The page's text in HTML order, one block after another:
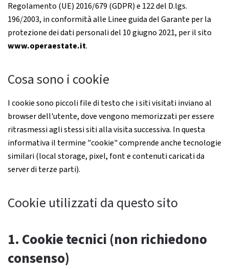
Regolamento (UE) 2016/679 (GDPR) e 122 del D.lgs.
196/2003, in conformità alle Linee guida del Garante per la
protezione dei dati personali del 10 giugno 2021, per il sito
www.operaestate.it.
Cosa sono i cookie
I cookie sono piccoli file di testo che i siti visitati inviano al
browser dell'utente, dove vengono memorizzati per essere
ritrasmessi agli stessi siti alla visita successiva. In questa
informativa il termine "cookie" comprende anche tecnologie
similari (local storage, pixel, font e contenuti caricati da
server di terze parti).
Cookie utilizzati da questo sito
1. Cookie tecnici (non richiedono
consenso)